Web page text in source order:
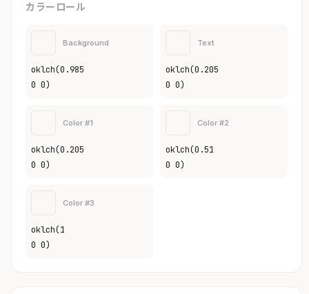
カラーロール
Background
oklch(0.985
0 0)
Text
oklch(0.205
0 0)
Color #1
oklch(0.205
0 0)
Color #2
oklch(0.51
0 0)
Color #3
oklch(1
0 0)